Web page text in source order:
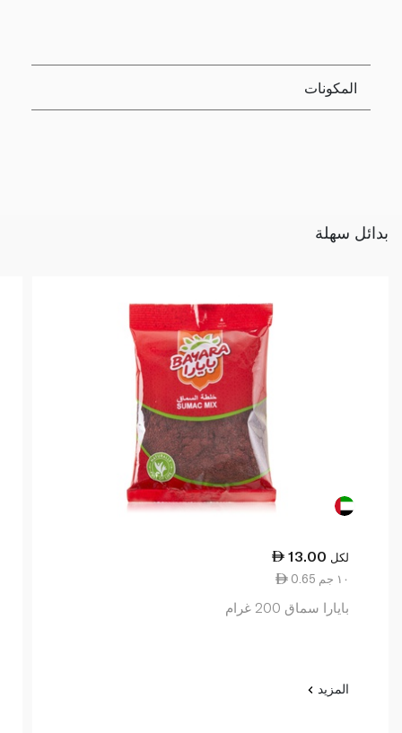
المكونات
بدائل سهلة
13.00 لكل
0.65 ١٠ جم
بايارا سماق 200 غرام
المزيد